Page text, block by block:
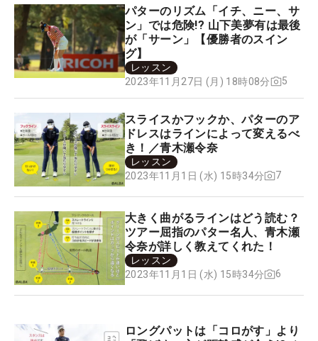
パターのリズム「イチ、ニー、サ
ン」では危険!? 山下美夢有は最後
が「サーン」【優勝者のスイン
グ】
レッスン
2023年11月27日 (月) 18時08分
5
スライスかフックか、パターのア
ドレスはラインによって変えるべ
き！／青木瀬令奈
レッスン
2023年11月1日 (水) 15時34分
7
大きく曲がるラインはどう読む？
ツアー屈指のパター名人、青木瀬
令奈が詳しく教えてくれた！
レッスン
2023年11月1日 (水) 15時34分
6
ロングパットは「コロがす」より